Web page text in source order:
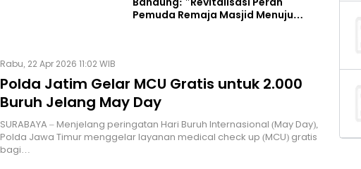
Pemuda Remaja Masjid Menuju
Rabu, 22 Apr 2026 11:02 WIB
Polda Jatim Gelar MCU Gratis untuk 2.000
Buruh Jelang May Day
SURABAYA – Menjelang peringatan Hari Buruh Internasional (May Day),
Polda Jawa Timur menggelar layanan medical check up (MCU) gratis
bagi…